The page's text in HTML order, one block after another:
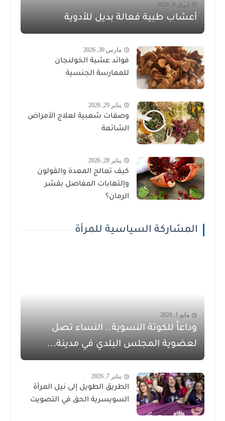
إبريل 9, 2026
أعشاب طبية فعالة بديل للأدوية
مارس 30, 2026
فوائد عشبة الخولنجان
للممارسة الجنسية
يناير 29, 2026
وصفات شعبية لعلاج الأمراض
الشائعة
يناير 28, 2026
كيف تعالج المعدة والقولون
وإلتهابات المفاصل بقشر
الرمان؟
المشاركة السياسية للمرأة
مايو 1, 2026
وداعاً للكوتة النسوية.. النساء تصل
لعضوية المجلس البلدي في مدينة...
يناير 7, 2026
الطريق الطويل إلى نيل المرأة
السويسرية الحق في التصويت